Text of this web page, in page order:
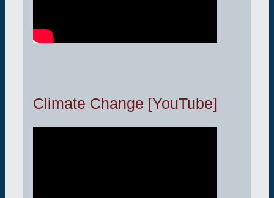
Climate Change [YouTube]